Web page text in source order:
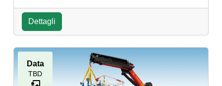
Dettagli
Data
TBD